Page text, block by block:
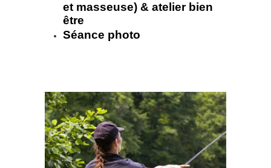
et masseuse) & atelier bien
être
Séance photo